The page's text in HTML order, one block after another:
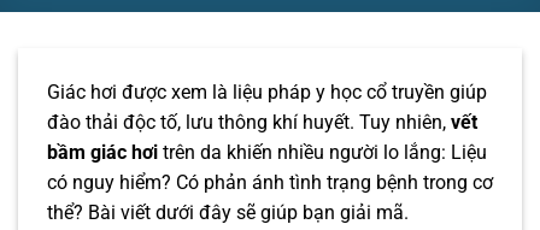
Giác hơi được xem là liệu pháp y học cổ truyền giúp
đào thải độc tố, lưu thông khí huyết. Tuy nhiên, vết
bầm giác hơi trên da khiến nhiều người lo lắng: Liệu
có nguy hiểm? Có phản ánh tình trạng bệnh trong cơ
thể? Bài viết dưới đây sẽ giúp bạn giải mã.